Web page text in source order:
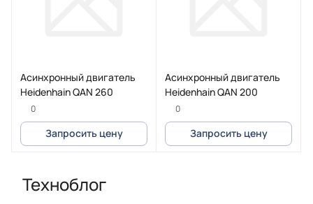
Асинхронный двигатель
Heidenhain QAN 260
0
Запросить цену
Асинхронный двигатель
Heidenhain QAN 200
0
Запросить цену
Техноблог